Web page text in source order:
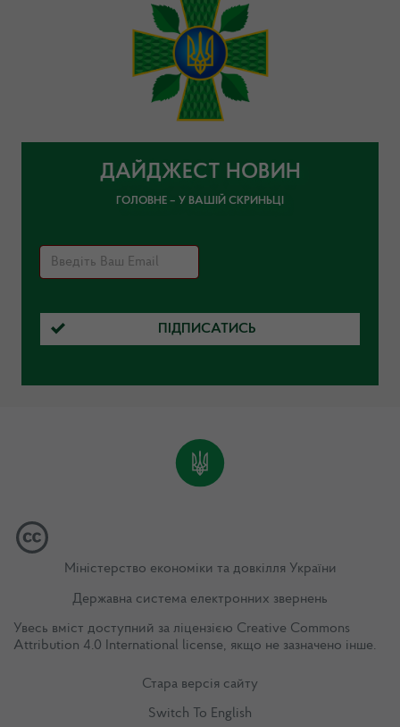
ДАЙДЖЕСТ НОВИН
ГОЛОВНЕ – У ВАШІЙ СКРИНЬЦІ
ПІДПИСАТИСЬ
Міністерство економіки та довкілля України
Державна система електронних звернень
Увесь вміст доступний за ліцензією Creative Commons
Attribution 4.0 International license, якщо не зазначено інше.
Стара версія сайту
Switch To English